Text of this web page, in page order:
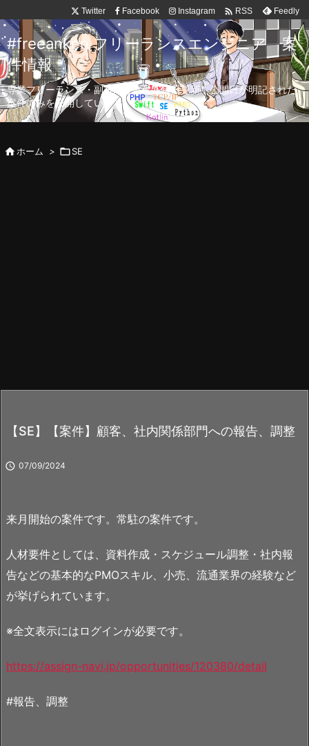
Twitter Facebook Instagram  RSS Feedly
#freeanken フリーランスエンジニア 案
件情報
専業フリーランス・副業向け案件を毎日更新！公開日が明記された
案件のみを公開しています。
ホーム > SE
【SE】【案件】顧客、社内関係部門への報告、調整
 07/09/2024
来月開始の案件です。常駐の案件です。
人材要件としては、資料作成・スケジュール調整・社内報
告などの基本的なPMOスキル、小売、流通業界の経験など
が挙げられています。
※全文表示にはログインが必要です。
https://assign-navi.jp/opportunities/120380/detail
#報告、調整